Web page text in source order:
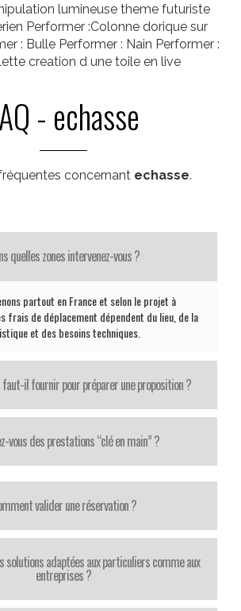
lumineuse theme futuriste
Performer :Colonne dorique sur
: Bulle Performer : Nain Performer :
creation d une toile en live
- echasse
concernant echasse.
quelles zones intervenez-vous ?
partout en France et selon le projet à
frais de déplacement dépendent du lieu, de la
et des besoins techniques.
il fournir pour préparer une proposition ?
vous des prestations “clé en main” ?
valider une réservation ?
solutions adaptées aux particuliers comme aux
entreprises ?